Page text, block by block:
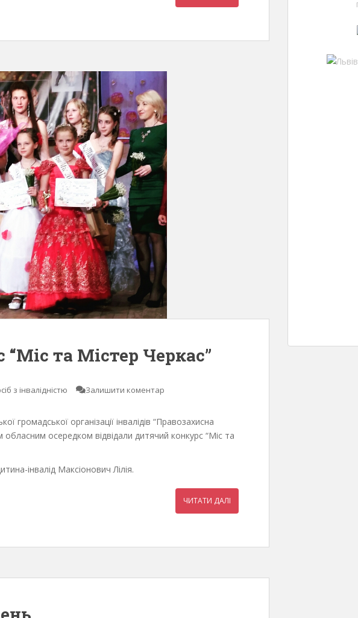
та Містер Черкас”
з інвалідністю Залишити коментар
громадської організації інвалідів “Правозахисна
обласним осередком відвідали дитячий конкурс “Міс та
інвалід Максіонович Лілія.
ЧИТАТИ ДАЛІ